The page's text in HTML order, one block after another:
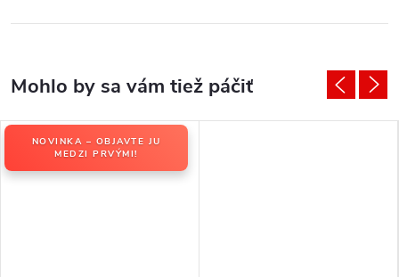
NOVINKA – OBJAVTE JU
MEDZI PRVÝMI!